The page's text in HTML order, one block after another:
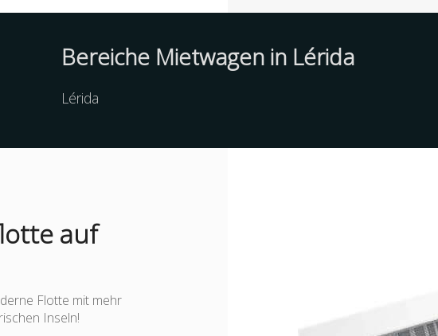
Bereiche Mietwagen in Lérida
Lérida
auf
Flotte mit mehr
Inseln!